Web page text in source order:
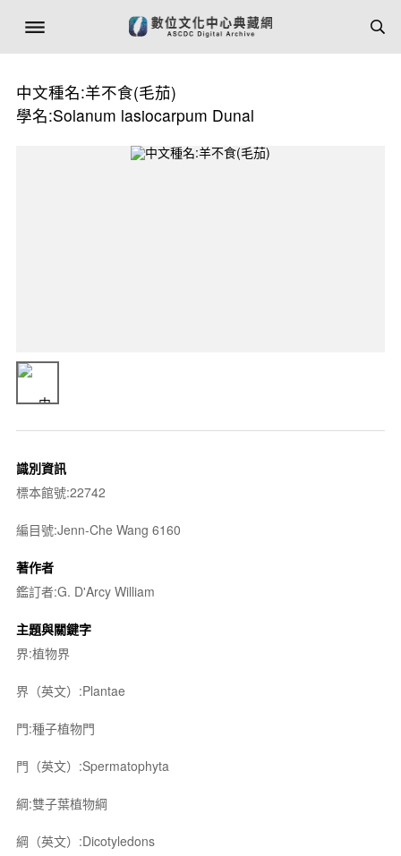
中文種名:羊不食(毛茄)
學名:Solanum lasiocarpum Dunal
識別資訊
標本館號:22742
編目號:Jenn-Che Wang 6160
著作者
鑑訂者:G. D'Arcy William
主題與關鍵字
界:植物界
界（英文）:Plantae
門:種子植物門
門（英文）:Spermatophyta
綱:雙子葉植物綱
綱（英文）:Dicotyledons